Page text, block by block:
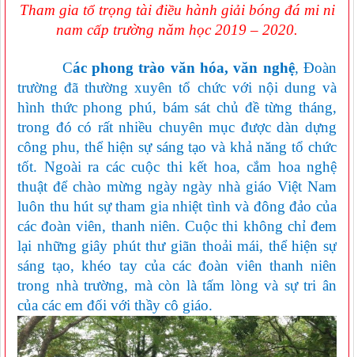
Tham gia tổ trọng tài điều hành giải bóng đá mi ni
nam cấp trường năm học 2019 – 2020.
Các phong trào văn hóa, văn nghệ, Đoàn
trường đã thường xuyên tổ chức với nội dung và
hình thức phong phú, bám sát chủ đề từng tháng,
trong đó có rất nhiều chuyên mục được dàn dựng
công phu, thể hiện sự sáng tạo và khả năng tổ chức
tốt. Ngoài ra các cuộc thi kết hoa, cắm hoa nghệ
thuật để chào mừng ngày ngày nhà giáo Việt Nam
luôn thu hút sự tham gia nhiệt tình và đông đảo của
các đoàn viên, thanh niên. Cuộc thi không chỉ đem
lại những giây phút thư giãn thoải mái, thể hiện sự
sáng tạo, khéo tay của các đoàn viên thanh niên
trong nhà trường, mà còn là tấm lòng và sự tri ân
của các em đối với thầy cô giáo.